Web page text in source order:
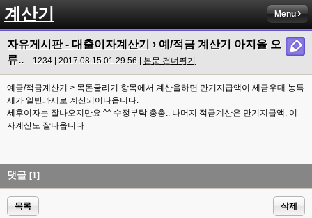
계산기 Menu
자유게시판 - 대출이자계산기 › 예/적금 계산기 아지율 오
류..
1234 | 2017.08.15 01:29:56 | 본문 건너뛰기
예금/적금계산기 > 목돈굴리기 항목에서 계산을하면 만기지급액이 세금우대 농특
세가 일반과세로 계산되어나옵니다.
세후이자는 잘나오지만요 ^^ 수정부탁 총총.. 나머지 적금계산은 만기지급액, 이
자계산도 잘나옵니다
댓글 [1]
목록 삭제